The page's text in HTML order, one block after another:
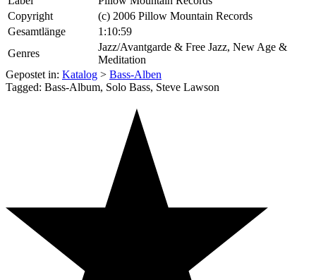
Copyright
(c) 2006 Pillow Mountain Records
Gesamtlänge
1:10:59
Genres
Jazz/Avantgarde & Free Jazz, New Age &
Meditation
Gepostet in: Katalog > Bass-Alben
Tagged: Bass-Album, Solo Bass, Steve Lawson